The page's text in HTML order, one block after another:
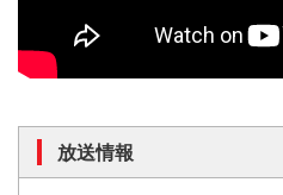
放送情報